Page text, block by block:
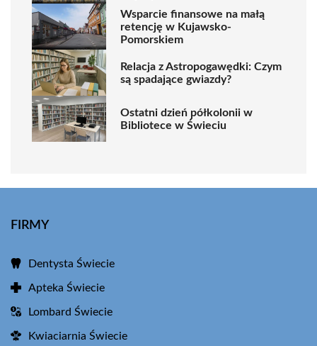
Wsparcie finansowe na małą
retencję w Kujawsko-
Pomorskiem
Relacja z Astropogawędki: Czym
są spadające gwiazdy?
Ostatni dzień półkolonii w
Bibliotece w Świeciu
FIRMY
Dentysta Świecie
Apteka Świecie
Lombard Świecie
Kwiaciarnia Świecie